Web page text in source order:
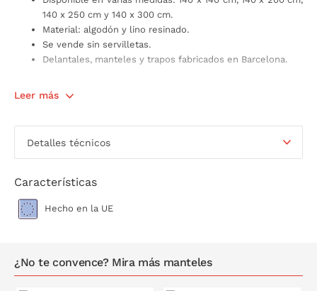
140 x 250 cm y 140 x 300 cm.
Material: algodón y lino resinado.
Se vende sin servilletas.
Delantales, manteles y trapos fabricados en Barcelona.
Leer más
Detalles técnicos
Características
Hecho en la UE
¿No te convence? Mira más manteles